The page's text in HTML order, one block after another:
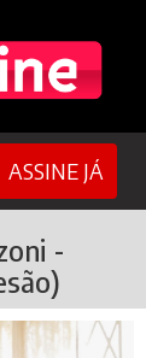
ASSINE JÁ
-